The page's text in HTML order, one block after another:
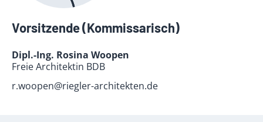
Vorsitzende (Kommissarisch)
Dipl.-Ing. Rosina Woopen
Freie Architektin BDB
r.woopen@riegler-architekten.de